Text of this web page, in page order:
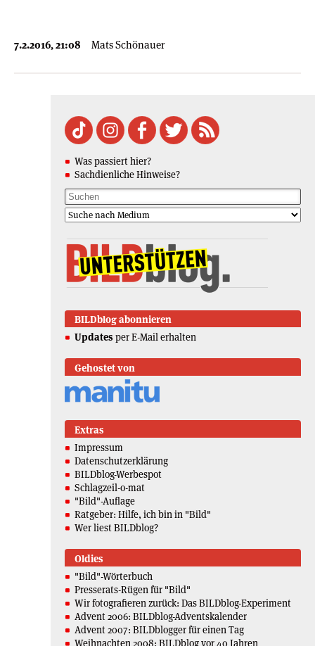
7.2.2016, 21:08 Mats Schönauer
Was passiert hier?
Sachdienliche Hinweise?
BILDblog abonnieren
Updates per E-Mail erhalten
Gehostet von
Extras
Impressum
Datenschutzerklärung
BILDblog-Werbespot
Schlagzeil-o-mat
"Bild"-Auflage
Ratgeber: Hilfe, ich bin in "Bild"
Wer liest BILDblog?
Oldies
"Bild"-Wörterbuch
Presserats-Rügen für "Bild"
Wir fotografieren zurück: Das BILDblog-Experiment
Advent 2006: BILDblog-Adventskalender
Advent 2007: BILDblogger für einen Tag
Weihnachten 2008: BILDblog vor 40 Jahren